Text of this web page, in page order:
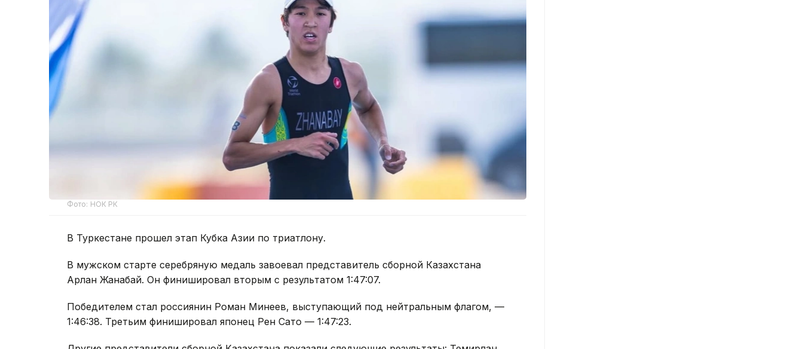
Фото: НОК РК
В Туркестане прошел этап Кубка Азии по триатлону.
В мужском старте серебряную медаль завоевал представитель сборной Казахстана
Арлан Жанабай. Он финишировал вторым с результатом 1:47:07.
Победителем стал россиянин Роман Минеев, выступающий под нейтральным флагом, —
1:46:38. Третьим финишировал японец Рен Сато — 1:47:23.